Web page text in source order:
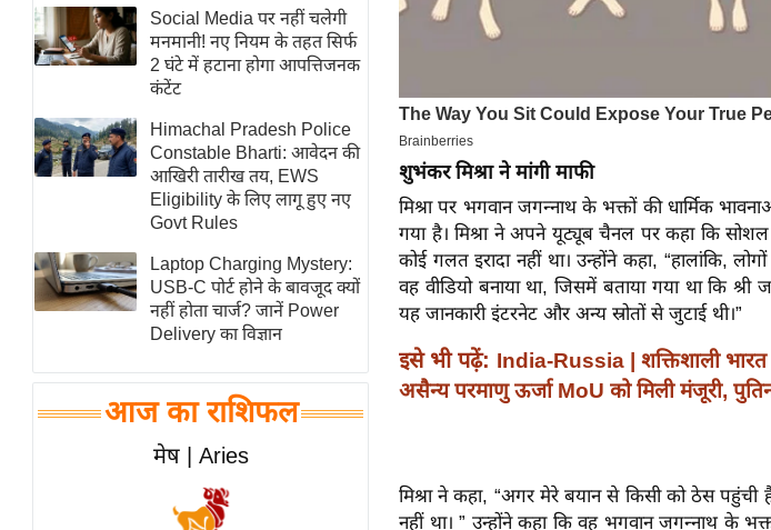
फिटनेस मंत्रा
रिलेशनशिप
राजनीति
विश्लेषण
समसामयिक
मातृभूमि
एम.
आर.
आई.
समीक्षा
धर्म
ज्योतिष
Social Media पर नहीं चलेगी
मनमानी! नए नियम के तहत सिर्फ
2 घंटे में हटाना होगा आपत्तिजनक
कंटेंट
Himachal Pradesh Police
Constable Bharti: आवेदन की
आखिरी तारीख तय, EWS
Eligibility के लिए लागू हुए नए
Govt Rules
Laptop Charging Mystery:
USB-C पोर्ट होने के बावजूद क्यों
नहीं होता चार्ज? जानें Power
Delivery का विज्ञान
आज का राशिफल
मेष | Aries
शुभंकर मिश्रा ने मांगी माफी
मिश्रा पर भगवान जगन्नाथ के भक्तों की धार्मिक
गया है। मिश्रा ने अपने यूट्यूब चैनल पर कहा कि
कोई गलत इरादा नहीं था। उन्होंने कहा, “हालांकि,
वह वीडियो बनाया था, जिसमें बताया गया था कि श्री
यह जानकारी इंटरनेट और अन्य स्रोतों से जुटाई थी।”
इसे भी पढ़ें: India-Russia | शक्तिशाली
असैन्य परमाणु ऊर्जा MoU को मिली मंजूरी,
मिश्रा ने कहा, “अगर मेरे बयान से किसी को ठेस पहुंची
नहीं था। ” उन्होंने कहा कि वह भगवान जगन्नाथ के भक्त